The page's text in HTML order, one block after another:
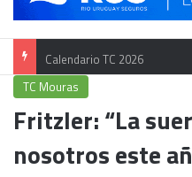
Calendario TC 2026
TC Mouras
Fritzler: “La
nosotros este